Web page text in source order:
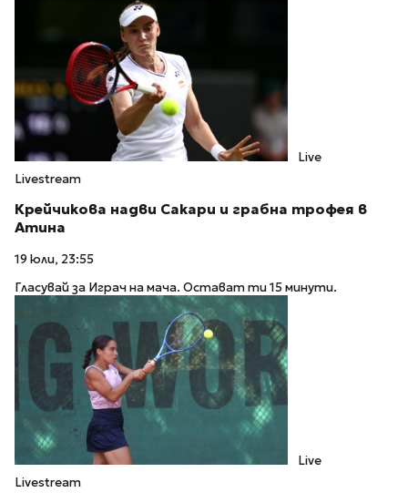
Live
Livestream
Крейчикова надви Сакари и грабна трофея в
Атина
19 юли, 23:55
Гласувай за Играч на мача. Остават ти 15 минути.
Live
Livestream